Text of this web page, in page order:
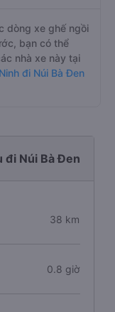
dòng xe ghế ngồi
bạn có thể
nhà xe này tại
đi Núi Bà Đen
đi Núi Bà Đen
38 km
0.8 giờ